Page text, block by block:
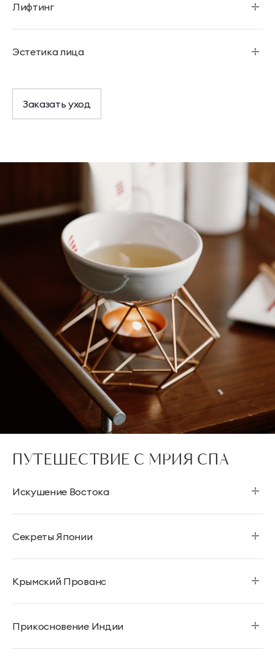
Лифтинг
Эстетика лица
Заказать уход
ПУТЕШЕСТВИЕ С МРИЯ СПА
Искушение Востока
Секреты Японии
Крымский Прованс
Прикосновение Индии